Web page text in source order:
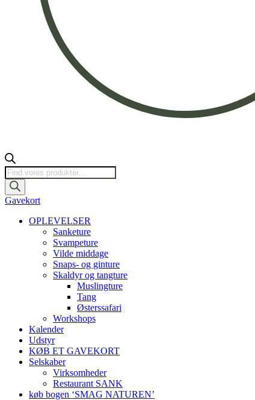
Products
search
Gavekort
OPLEVELSER
Sanketure
Svampeture
Vilde middage
Snaps- og ginture
Skaldyr og tangture
Muslingture
Tang
Østerssafari
Workshops
Kalender
Udstyr
KØB ET GAVEKORT
Selskaber
Virksomheder
Restaurant SANK
køb bogen ‘SMAG NATUREN’